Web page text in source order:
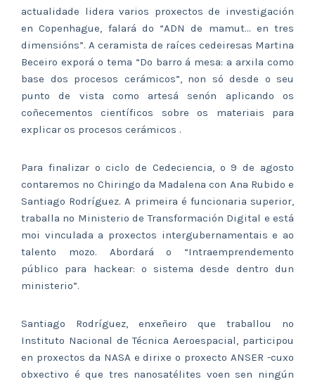
actualidade lidera varios proxectos de investigación
en Copenhague, falará do “ADN de mamut… en tres
dimensións”. A ceramista de raíces cedeiresas Martina
Beceiro exporá o tema “Do barro á mesa: a arxila como
base dos procesos cerámicos”, non só desde o seu
punto de vista como artesá senón aplicando os
coñecementos científicos sobre os materiais para
explicar os procesos cerámicos .
Para finalizar o ciclo de Cedeciencia, o 9 de agosto
contaremos no Chiringo da Madalena con Ana Rubido e
Santiago Rodríguez. A primeira é funcionaria superior,
traballa no Ministerio de Transformación Digital e está
moi vinculada a proxectos intergubernamentais e ao
talento mozo. Abordará o “Intraemprendemento
público para hackear: o sistema desde dentro dun
ministerio”.
Santiago Rodríguez, enxeñeiro que traballou no
Instituto Nacional de Técnica Aeroespacial, participou
en proxectos da NASA e dirixe o proxecto ANSER -cuxo
obxectivo é que tres nanosatélites voen sen ningún